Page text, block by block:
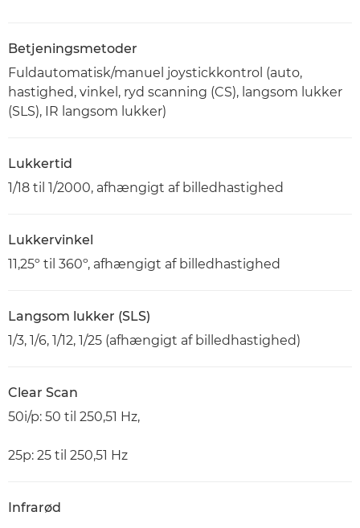
Betjeningsmetoder
Fuldautomatisk/manuel joystickkontrol (auto,
hastighed, vinkel, ryd scanning (CS), langsom lukker
(SLS), IR langsom lukker)
Lukkertid
1/18 til 1/2000, afhængigt af billedhastighed
Lukkervinkel
11,25º til 360º, afhængigt af billedhastighed
Langsom lukker (SLS)
1/3, 1/6, 1/12, 1/25 (afhængigt af billedhastighed)
Clear Scan
50i/p: 50 til 250,51 Hz,
25p: 25 til 250,51 Hz
Infrarød